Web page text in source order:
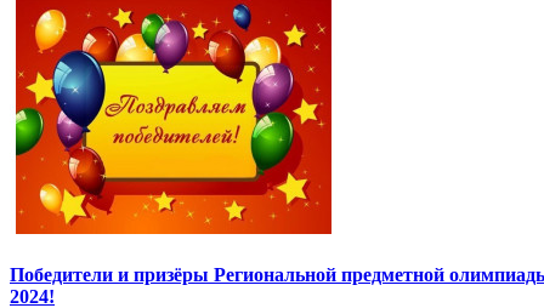
Победители и призёры Региональной предметной
2024!